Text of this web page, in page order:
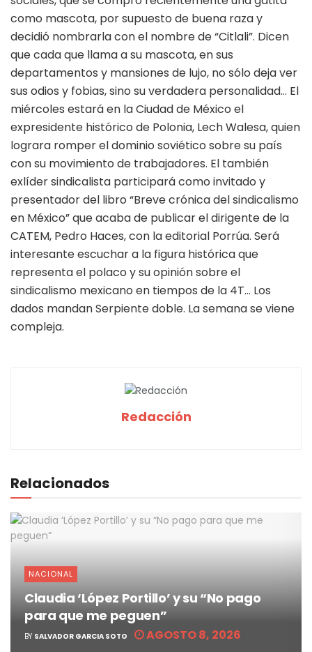
como mascota, por supuesto de buena raza y
decidió nombrarla con el nombre de “Citlali”. Dicen
que cada que llama a su mascota, en sus
departamentos y mansiones de lujo, no sólo deja ver
sus odios y fobias, sino su verdadera personalidad… El
miércoles estará en la Ciudad de México el
expresidente histórico de Polonia, Lech Walesa, quien
lograra romper el dominio soviético sobre su país
con su movimiento de trabajadores. El también
exlíder sindicalista participará como invitado y
presentador del libro “Breve crónica del sindicalismo
en México” que acaba de publicar el dirigente de la
CATEM, Pedro Haces, con la editorial Porrúa. Será
interesante escuchar a la figura histórica que
representa el polaco y su opinión sobre el
sindicalismo mexicano en tiempos de la 4T… Los
dados mandan Serpiente doble. La semana se viene
compleja.
Redacción
Relacionados
NACIONAL
Claudia ‘López Portillo’ y su “No pago
para que me peguen”
BY SALVADOR GARCIA SOTO AGOSTO 8, 2026